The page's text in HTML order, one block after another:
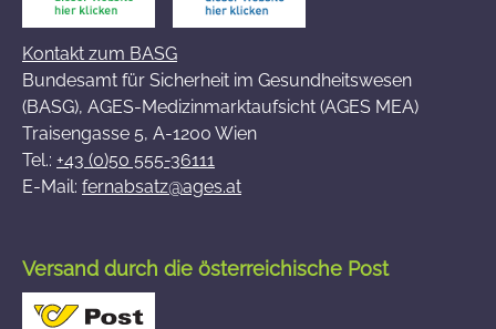
Kontakt zum BASG
Bundesamt für Sicherheit im Gesundheitswesen
(BASG), AGES-Medizinmarktaufsicht (AGES MEA)
Traisengasse 5, A-1200 Wien
Tel.: +43 (0)50 555-36111
E-Mail: fernabsatz@ages.at
Versand durch die österreichische Post